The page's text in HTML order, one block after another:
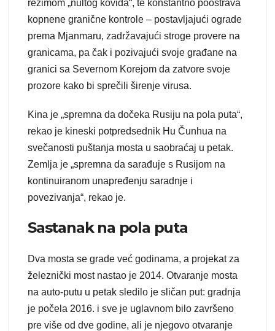
režimom „nultog kovida“, te konstantno pooštrava
kopnene granične kontrole – postavljajući ograde
prema Mjanmaru, zadržavajući stroge provere na
granicama, pa čak i pozivajući svoje građane na
granici sa Severnom Korejom da zatvore svoje
prozore kako bi sprečili širenje virusa.
Kina je „spremna da dočeka Rusiju na pola puta“,
rekao je kineski potpredsednik Hu Čunhua na
svečanosti puštanja mosta u saobraćaj u petak.
Zemlja je „spremna da sarađuje ​​s Rusijom na
kontinuiranom unapređenju saradnje i
povezivanja“, rekao je.
Sastanak na pola puta
Dva mosta se grade već godinama, a projekat za
železnički most nastao je 2014. Otvaranje mosta
na auto-putu u petak sledilo je sličan put: gradnja
je počela 2016. i sve je uglavnom bilo završeno
pre više od dve godine, ali je njegovo otvaranje